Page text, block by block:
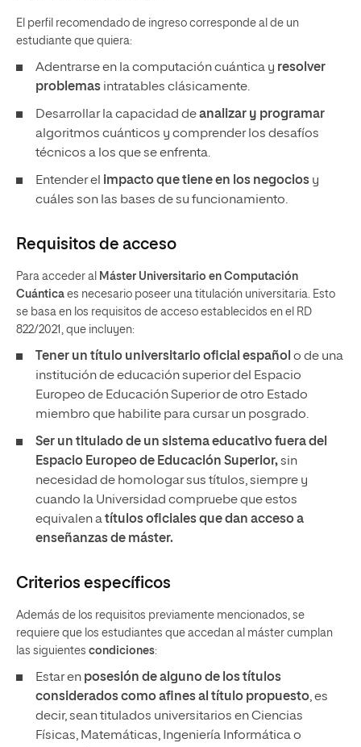
El perfil recomendado de ingreso corresponde al de un
estudiante que quiera:
Adentrarse en la computación cuántica y resolver
problemas intratables clásicamente.
Desarrollar la capacidad deanalizar y programar
algoritmos cuánticos y comprender los desafíos
técnicos a los que se enfrenta.
Entender el impacto que tiene en los negocios y
cuáles son las bases de su funcionamiento.
Requisitos de acceso
Para acceder al Máster Universitario en Computación
Cuántica es necesario poseer una titulación universitaria. Esto
se basa en los requisitos de acceso establecidos en el RD
822/2021, que incluyen:
Tener un título universitario oficial español o de una
institución de educación superior del Espacio
Europeo de Educación Superior de otro Estado
miembro que habilite para cursar un posgrado.
Ser un titulado de un sistema educativo fuera del
Espacio Europeo de Educación Superior,sin
necesidad de homologar sus títulos, siempre y
cuando la Universidad compruebe que estos
equivalen atítulos oficiales que dan acceso a
enseñanzas de máster.
Criterios específicos
Además de los requisitos previamente mencionados, se
requiere que los estudiantes que accedan al máster cumplan
las siguientes condiciones:
Estar en posesión de alguno de los títulos
considerados como afines al título propuesto, es
decir, sean titulados universitarios en Ciencias
Físicas, Matemáticas, Ingeniería Informática o